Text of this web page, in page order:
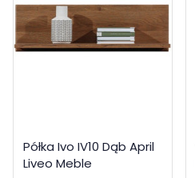
Półka Ivo IV10 Dąb April
Liveo Meble